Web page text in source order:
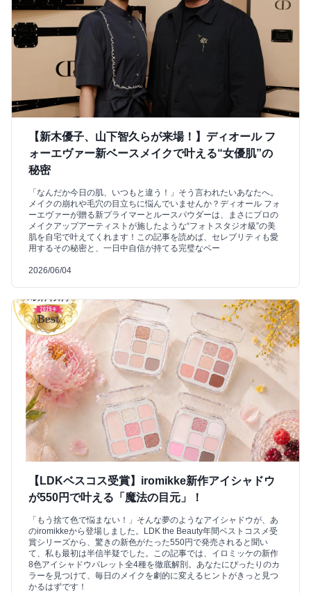
【新木優子、山下智久らが来場！】ディオール フ
ォーエヴァー新ベースメイクで叶える“女優肌”の
秘密
「なんだか今日の肌、いつもと違う！」そう言われたいあなたへ。
メイクの崩れや毛穴の目立ちに悩んでいませんか？ディオール フォ
ーエヴァーが贈る新プライマーとルースパウダーは、まさにプロの
メイクアップアーティストが施したような“フォトスタジオ級”の美
肌を自宅で叶えてくれます！この記事を読めば、セレブリティも愛
用するその秘密と、一日中自信が持てる完璧なベー
2026/06/04
【LDKベスコス受賞】iromikke新作アイシャドウ
が550円で叶える「魔法の目元」！
「もう捨て色で悩まない！」そんな夢のようなアイシャドウが、あ
のiromikkeから登場しました。LDK the Beauty年間ベストコスメ受
賞シリーズから、驚きの新色がたった550円で発売されると聞い
て、私も最初は半信半疑でした。この記事では、イロミッケの新作
8色アイシャドウパレット全4種を徹底解剖。あなたにぴったりのカ
ラーを見つけて、毎日のメイクを劇的に変えるヒントがきっと見つ
かるはずです！